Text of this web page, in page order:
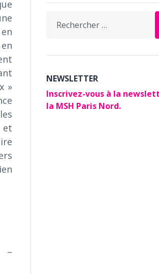
»
et
–
for:
NEWSLETTER
Inscrivez-vous à la
la MSH Paris Nord.